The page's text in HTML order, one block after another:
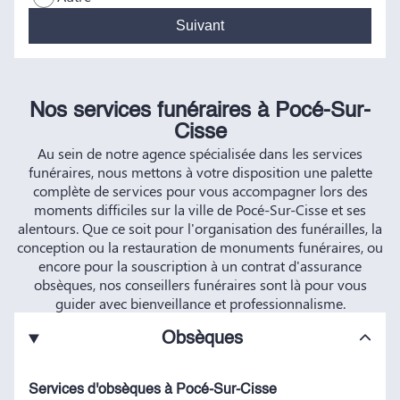
Suivant
Nos services funéraires à Pocé-Sur-
Cisse
Au sein de notre agence spécialisée dans les services
funéraires, nous mettons à votre disposition une palette
complète de services pour vous accompagner lors des
moments difficiles sur la ville de Pocé-Sur-Cisse et ses
alentours. Que ce soit pour l'organisation des funérailles, la
conception ou la restauration de monuments funéraires, ou
encore pour la souscription à un contrat d'assurance
obsèques, nos conseillers funéraires sont là pour vous
guider avec bienveillance et professionnalisme.
Obsèques
Services d'obsèques à Pocé-Sur-Cisse